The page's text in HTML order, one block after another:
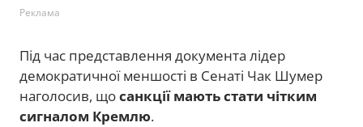
Реклама
Під час представлення документа лідер
демократичної меншості в Сенаті Чак Шумер
наголосив, щосанкції мають стати чітким
сигналом Кремлю.